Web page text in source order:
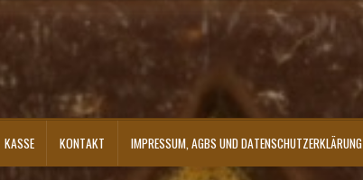
KASSE KONTAKT IMPRESSUM, AGBS UND DATENSCHUTZERKLÄRUNG